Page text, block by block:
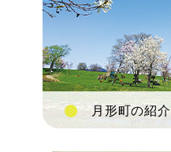
月形町の紹介